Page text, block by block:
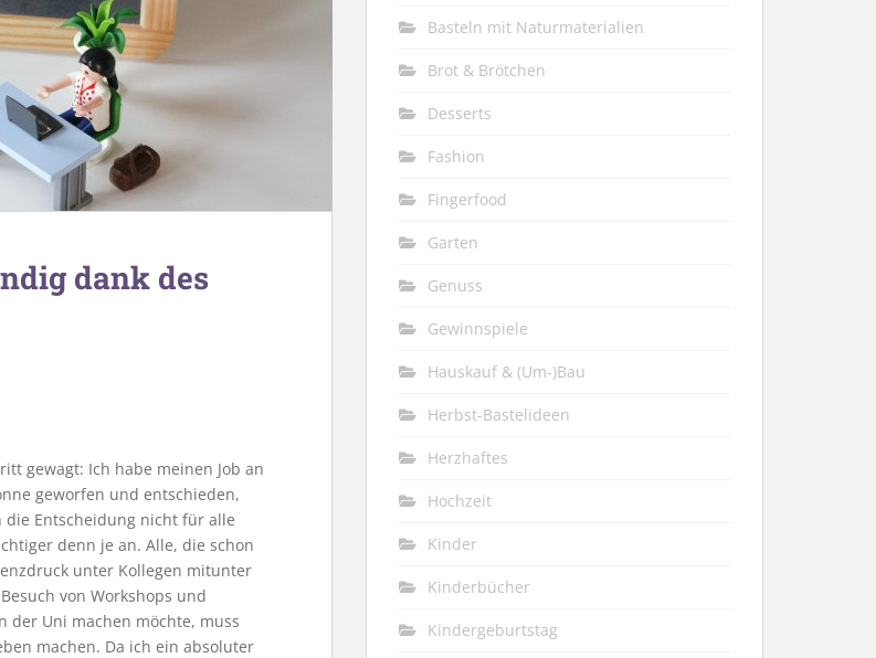
dank des
gewagt: Ich habe meinen Job an
geworfen und entschieden,
die Entscheidung nicht für alle
denn je an. Alle, die schon
unter Kollegen mitunter
von Workshops und
der Uni machen möchte, muss
machen. Da ich ein absoluter
Basteln mit Naturmaterialien
Brot & Brötchen
Desserts
Fashion
Fingerfood
Garten
Genuss
Gewinnspiele
Hauskauf & (Um-)Bau
Herbst-Bastelideen
Herzhaftes
Hochzeit
Kinder
Kinderbücher
Kindergeburtstag